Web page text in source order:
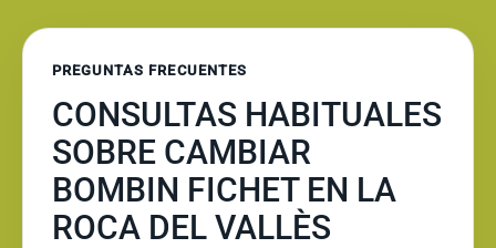
PREGUNTAS FRECUENTES
CONSULTAS HABITUALES
SOBRE CAMBIAR
BOMBIN FICHET EN LA
ROCA DEL VALLÈS